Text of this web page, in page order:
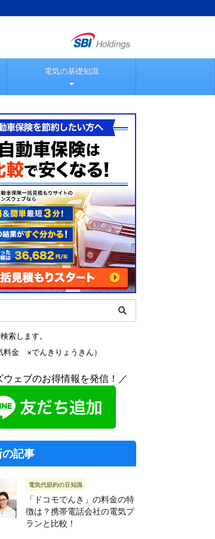
電気の基礎知識
索します。
料金 ×でんきりょうきん）
ウェブのお得情報を発信！／
記事
電気代節約の豆知識
「ドコモでんき」の料金の特
徴は？携帯電話会社の電気プ
ランと比較！